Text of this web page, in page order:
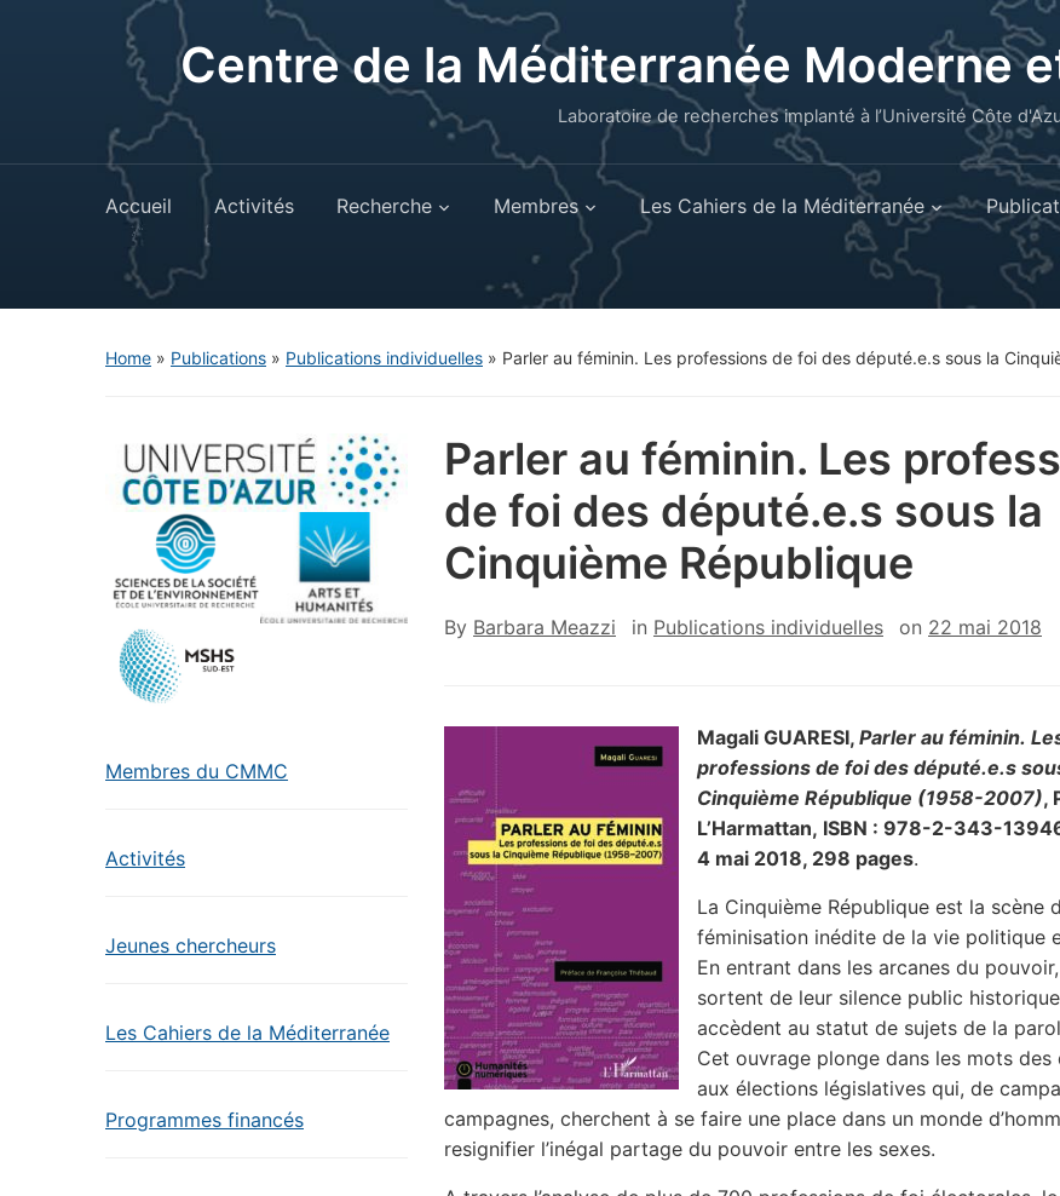
Centre de la Méditerranée Moderne
Laboratoire de recherches implanté à l’Université Côte
Accueil Activités Recherche Membres Les Cahiers de la Méditerranée
Home » Publications » Publications individuelles » Parler au féminin. Les professions de foi des député.e.s sous la
Membres du CMMC
Activités
Jeunes chercheurs
Les Cahiers de la Méditerranée
Programmes financés
Parler au féminin. Les
de foi des député.e.s sous la
Cinquième République
By Barbara Meazzi in Publications individuelles on 22 mai 2018
Magali GUARESI, Parler au féminin.
professions de foi des député.e.s
Cinquième République (1958-2007),
L’Harmattan, ISBN : 978-2-343-
4 mai 2018, 298 pages.
La Cinquième République est la scène
féminisation inédite de la vie politique
En entrant dans les arcanes du
sortent de leur silence public
accèdent au statut de sujets de la
Cet ouvrage plonge dans les mots des
aux élections législatives qui, de
campagnes, cherchent à se faire une place dans un monde
resignifier l’inégal partage du pouvoir entre les sexes.